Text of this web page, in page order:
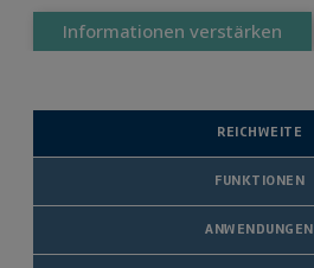
Informationen verstärken
REICHWEITE
FUNKTIONEN
ANWENDUNGEN